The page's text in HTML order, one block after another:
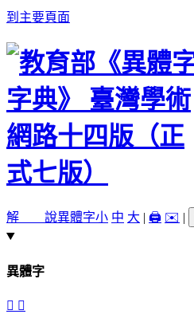
到主要頁面
解 說異體字小 中 大 | 🖨️ ✉️ |
異體字
󷼠 󷼡